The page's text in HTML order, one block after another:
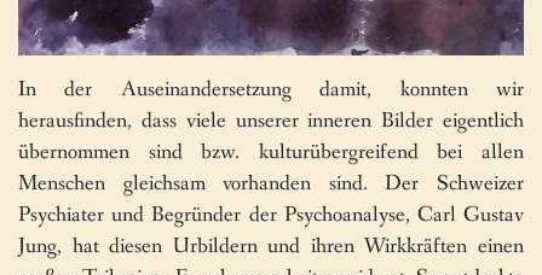
In der Auseinandersetzung damit, konnten wir
herausfinden, dass viele unserer inneren Bilder eigentlich
übernommen sind bzw. kulturübergreifend bei allen
Menschen gleichsam vorhanden sind. Der Schweizer
Psychiater und Begründer der Psychoanalyse, Carl Gustav
Jung, hat diesen Urbildern und ihren Wirkkräften einen